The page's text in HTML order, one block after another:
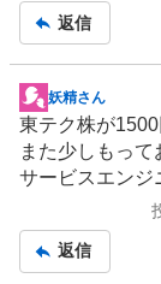
事
返信
掲
示
板
記
妖精さん
東テク株が
また少しもって
サービスエンジ
返信